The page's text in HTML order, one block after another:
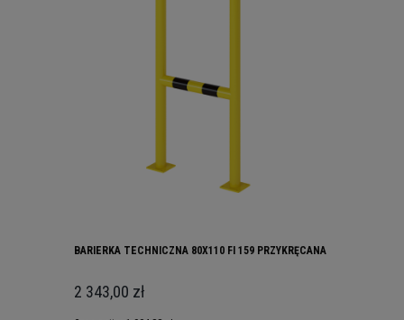
BARIERKA TECHNICZNA 80X110 FI 159 PRZYKRĘCANA
2 343,00 zł